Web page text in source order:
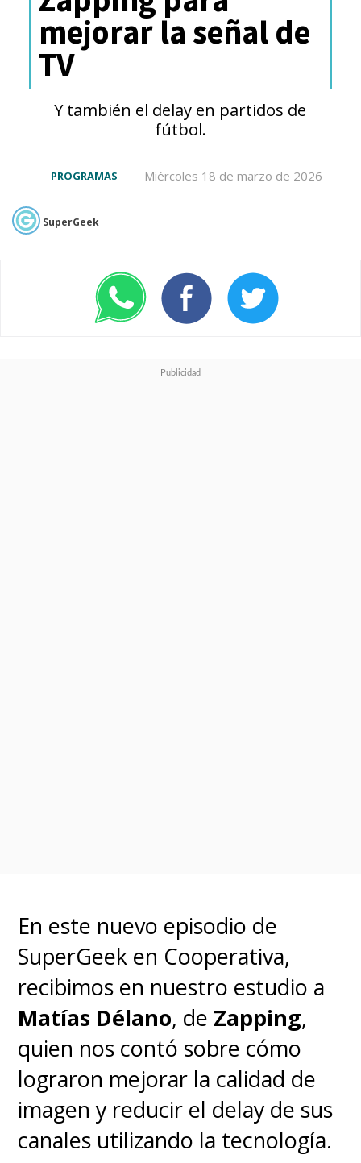
mejorar la señal de
TV
Y también el delay en partidos de
fútbol.
Miércoles 18 de marzo de 2026
PROGRAMAS
SuperGeek
En este nuevo episodio de
SuperGeek en Cooperativa,
recibimos en nuestro estudio a
Matías Délano, de Zapping,
quien nos contó sobre cómo
lograron mejorar la calidad de
imagen y reducir el delay de sus
canales utilizando la tecnología.